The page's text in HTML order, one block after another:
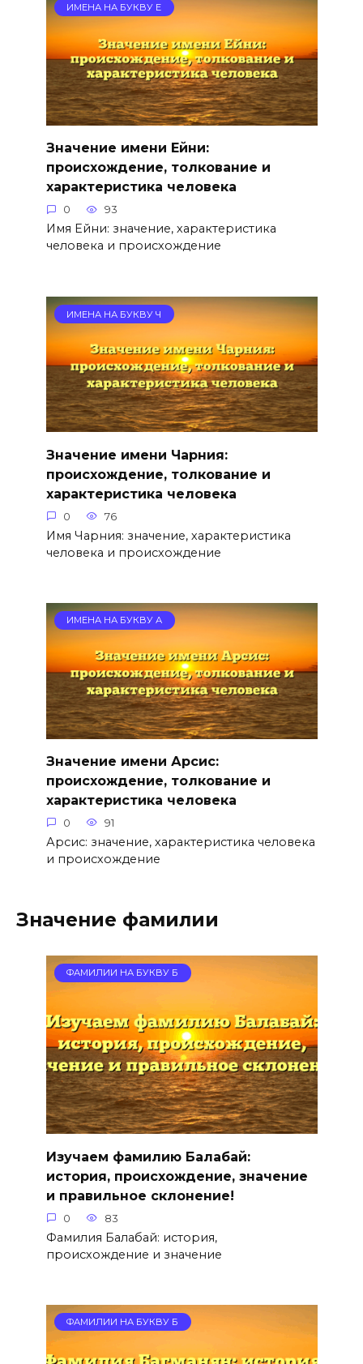
ИМЕНА НА БУКВУ Е
Значение имени Ейни:
происхождение, толкование и
характеристика человека
0 93
Имя Ейни: значение, характеристика
человека и происхождение
ИМЕНА НА БУКВУ Ч
Значение имени Чарния:
происхождение, толкование и
характеристика человека
0 76
Имя Чарния: значение, характеристика
человека и происхождение
ИМЕНА НА БУКВУ А
Значение имени Арсис:
происхождение, толкование и
характеристика человека
0 91
Арсис: значение, характеристика человека
и происхождение
Значение фамилии
ФАМИЛИИ НА БУКВУ Б
Изучаем фамилию Балабай:
история, происхождение, значение
и правильное склонение!
0 83
Фамилия Балабай: история,
происхождение и значение
ФАМИЛИИ НА БУКВУ Б